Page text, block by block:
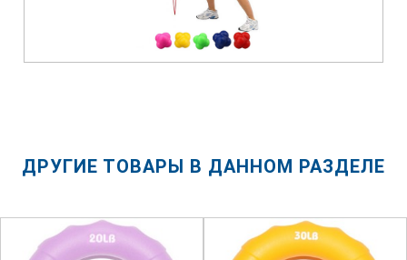
ДРУГИЕ ТОВАРЫ В ДАННОМ РАЗДЕЛЕ